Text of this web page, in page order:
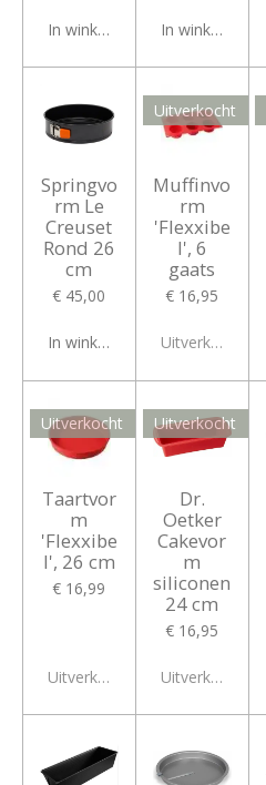
In winkelwagen In winkelwagen
Springvo
rm Le
Creuset
Rond 26
cm
€ 45,00
In winkelwagen
Uitverkocht
Muffinvo
rm
'Flexxibe
l', 6
gaats
€ 16,95
Uitverkocht
Uitverkocht
Taartvor
m
'Flexxibe
l', 26 cm
€ 16,99
Uitverkocht
Uitverkocht
Dr.
Oetker
Cakevor
m
siliconen
24 cm
€ 16,95
Uitverkocht